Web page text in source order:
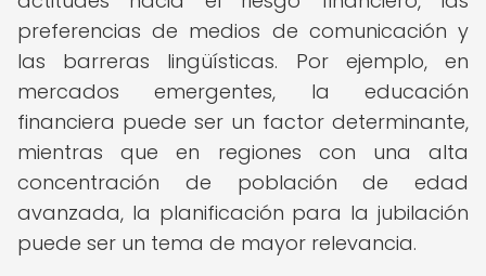
preferencias de medios de comunicación y
las barreras lingüísticas. Por ejemplo, en
mercados emergentes, la educación
financiera puede ser un factor determinante,
mientras que en regiones con una alta
concentración de población de edad
avanzada, la planificación para la jubilación
puede ser un tema de mayor relevancia.